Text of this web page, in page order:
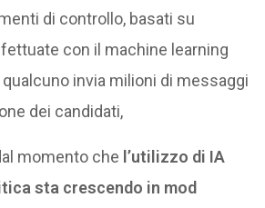
di controllo, basati su
con il machine learning
invia milioni di messaggi
dei candidati,
momento che l’utilizzo di IA
sta crescendo in mod